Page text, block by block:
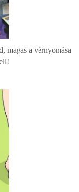
magas a vérnyomása